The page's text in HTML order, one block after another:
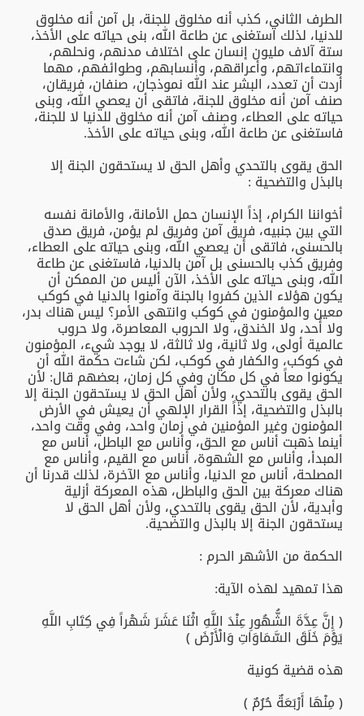
الطرف الثاني، كذب أنه مخلوق للجنة، بل آمن أنه مخلوق
للدنيا، لذلك استغنى عن طاعة الله، بنى حياته على الأخذ،
ستة آلاف مليون إنسان على اختلاف مدنهم، ونحلهم،
وانتماءاتهم، وأعراقهم، وأنسابهم، وطوائفهم، مهما
أردت أن تعدد، البشر عند الله نموذجان، صنفان، فريقان،
صنف آمن أنه مخلوق للجنة، فاتقى أن يعصي الله، وبنى
حياته على العطاء، وصنف آمن أنه مخلوق للدنيا لا للجنة،
فاستغنى عن طاعة الله، وبنى حياته على الأخذ.
الحق يقوى بالتحدي وأهل الحق لا يستحقون الجنة إلا
بالبذل والتضحية :
أخواننا الكرام، إذاً الإنسان حمل الأمانة، والأمانة نفسه
التي بين جنبيه، فريق آمن وفريق لم يؤمن، فريق صدق
بالحسنى، فاتقى أن يعصي الله، وبنى حياته على العطاء،
وفريق كذب بالحسنى بل آمن بالدنيا، فاستغنى عن طاعة
الله، وبنى حياته على الأخذ، الآن أليس من الممكن أن
يكون هؤلاء الذين كفروا بالجنة وآمنوا بالدنيا في كوكب
معين والمؤمنون في كوكب وانتهى الأمر؟ ليس هناك بدر،
ولا أُحد، ولا الخندق، ولا الحروب المعاصرة، ولا حروب
عالمية أولى، ولا ثانية، ولا ثالثة، لا يوجد شيء، المؤمنون
في كوكب، والكفار في كوكب، لكن شاءت حكمة الله أن
يكونوا معاً في كل مكان وفي كل زمان، بعضهم قال: لأن
الحق يقوى بالتحدي، ولأن أهل الحق لا يستحقون الجنة إلا
بالبذل والتضحية، إذاً القرار الإلهي أن يعيش في الأرض
المؤمنون وغير المؤمنين في زمان واحد، وفي وقت واحد،
أينما ذهبت أناس مع الحق، وأناس مع الباطل، أناس مع
المبدأ، وأناس مع الشهوة، أناس مع القيم، وأناس مع
المصلحة، أناس مع الدنيا، وأناس مع الآخرة، لذلك قدرنا أن
هناك معركة بين الحق والباطل، هذه المعركة أزلية
وأبدية، لأن الحق يقوى بالتحدي، ولأن أهل الحق لا
يستحقون الجنة إلا بالبذل والتضحية.
الحكمة من الأشهر الحرم :
هذا تمهيد لهذه الآية:
﴿ إِنَّ عِدَّةَ الشُّهُورِ عِنْدَ اللَّهِ اثْنَا عَشَرَ شَهْراً فِي كِتَابِ اللَّهِ
يَوْمَ خَلَقَ السَّمَاوَاتِ وَالْأَرْضَ ﴾
هذه قضية كونية
﴿ مِنْهَا أَرْبَعَةٌ حُرُمٌ ﴾